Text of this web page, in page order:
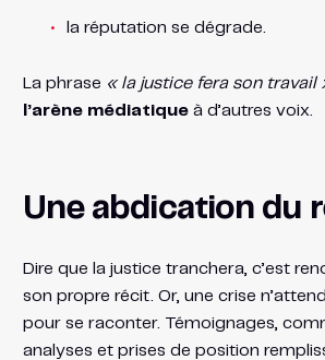
la réputation se dégrade.
La phrase « la justice fera son travail
l’arène médiatiqueà d’autres voix.
Une abdication du
Dire que la justice tranchera, c’est
son propre récit. Or, une crise
pour se raconter. Témoignages,
analyses et prises de position